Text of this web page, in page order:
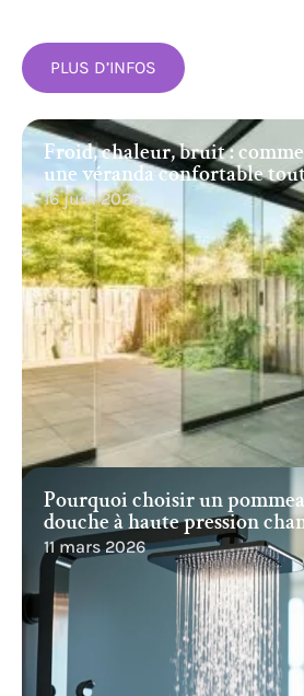
PLUS D’INFOS
Froid, chaleur, bruit :
une véranda confortable
16 juin 2026
Pourquoi choisir un
douche à haute pression
11 mars 2026